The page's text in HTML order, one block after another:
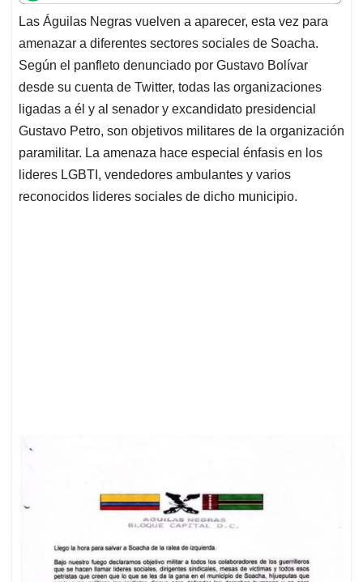
t
s
A
p
p
e
b
o
o
k
k
e
d
I
n
i
l
e
a
d
s
Las Águilas Negras vuelven a aparecer, esta vez para
amenazar a diferentes sectores sociales de Soacha.
Según el panfleto denunciado por Gustavo Bolívar
desde su cuenta de Twitter, todas las organizaciones
ligadas a él y al senador y excandidato presidencial
Gustavo Petro, son objetivos militares de la organización
paramilitar. La amenaza hace especial énfasis en los
lideres LGBTI, vendedores ambulantes y varios
reconocidos lideres sociales de dicho municipio.